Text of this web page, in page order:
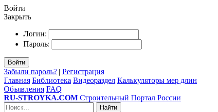
Войти
Закрыть
Логин:
Пароль:
Войти
Забыли пароль? | Регистрация
Главная Библиотека Видеораздел Калькуляторы мер длин
Объявления FAQ
RU-STROYKA.COM Строительный Портал России
Найти